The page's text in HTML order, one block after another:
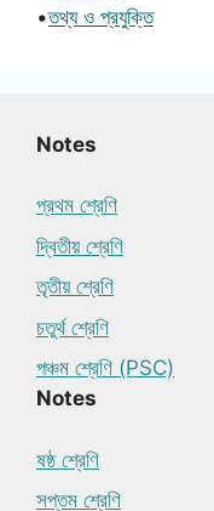
•তথ্য ও প্রযুক্তি
Notes
প্রথম শ্রেণি
দ্বিতীয় শ্রেণি
তৃতীয় শ্রেণি
চতুর্থ শ্রেণি
পঞ্চম শ্রেণি (PSC)
Notes
ষষ্ঠ শ্রেণি
সপ্তম শ্রেণি